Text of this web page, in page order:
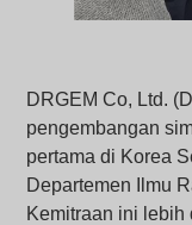
DRGEM Co, Ltd.
pengembangan
pertama di Korea
Departemen Ilmu
Kemitraan ini lebih